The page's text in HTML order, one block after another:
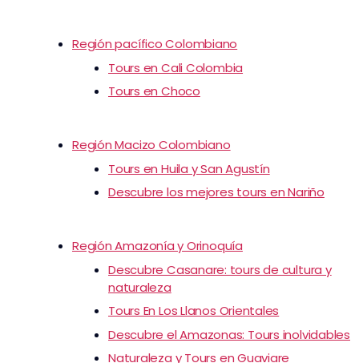
Región pacífico Colombiano
Tours en Cali Colombia
Tours en Choco
Región Macizo Colombiano
Tours en Huila y San Agustín
Descubre los mejores tours en Nariño
Región Amazonía y Orinoquía
Descubre Casanare: tours de cultura y
naturaleza
Tours En Los Llanos Orientales
Descubre el Amazonas: Tours inolvidables
Naturaleza y Tours en Guaviare